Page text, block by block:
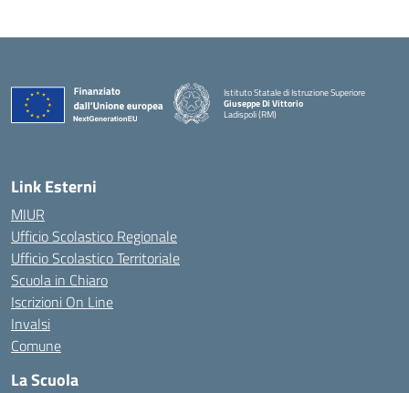
Istituto Statale di Istruzione Superiore
Giuseppe Di Vittorio
Ladispoli (RM)
Link Esterni
MIUR
Ufficio Scolastico Regionale
Ufficio Scolastico Territoriale
Scuola in Chiaro
Iscrizioni On Line
Invalsi
Comune
La Scuola